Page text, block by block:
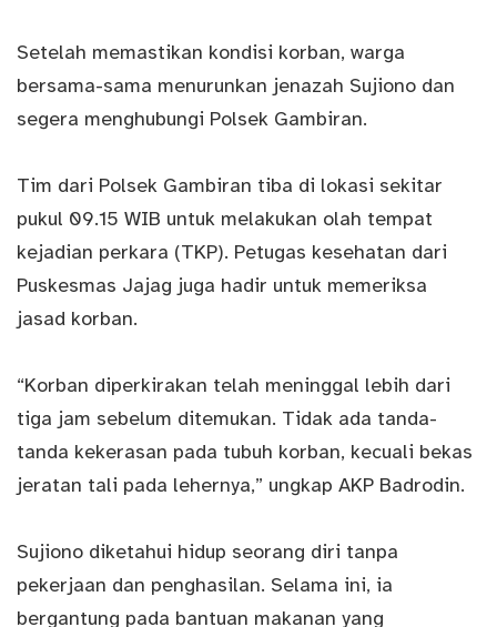
Setelah memastikan kondisi korban, warga
bersama-sama menurunkan jenazah Sujiono dan
segera menghubungi Polsek Gambiran.
Tim dari Polsek Gambiran tiba di lokasi sekitar
pukul 09.15 WIB untuk melakukan olah tempat
kejadian perkara (TKP). Petugas kesehatan dari
Puskesmas Jajag juga hadir untuk memeriksa
jasad korban.
“Korban diperkirakan telah meninggal lebih dari
tiga jam sebelum ditemukan. Tidak ada tanda-
tanda kekerasan pada tubuh korban, kecuali bekas
jeratan tali pada lehernya,” ungkap AKP Badrodin.
Sujiono diketahui hidup seorang diri tanpa
pekerjaan dan penghasilan. Selama ini, ia
bergantung pada bantuan makanan yang